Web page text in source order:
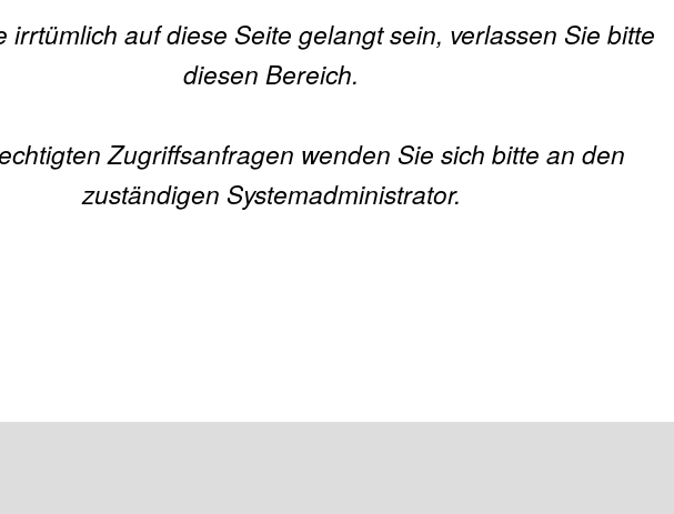
irrtümlich auf diese Seite gelangt sein, verlassen Sie bitte
diesen Bereich.
Zugriffsanfragen wenden Sie sich bitte an den
zuständigen Systemadministrator.